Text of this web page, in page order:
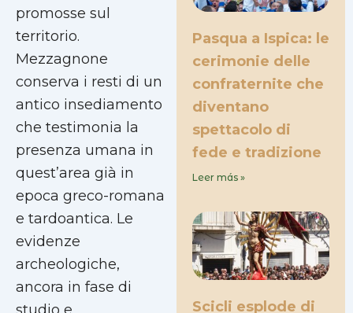
promosse sul
territorio.
Mezzagnone
conserva i resti di un
antico insediamento
che testimonia la
presenza umana in
quest’area già in
epoca greco-romana
e tardoantica. Le
evidenze
archeologiche,
ancora in fase di
Pasqua a Ispica: le
cerimonie delle
confraternite che
diventano
spettacolo di
fede e tradizione
Leer más »
Scicli esplode di